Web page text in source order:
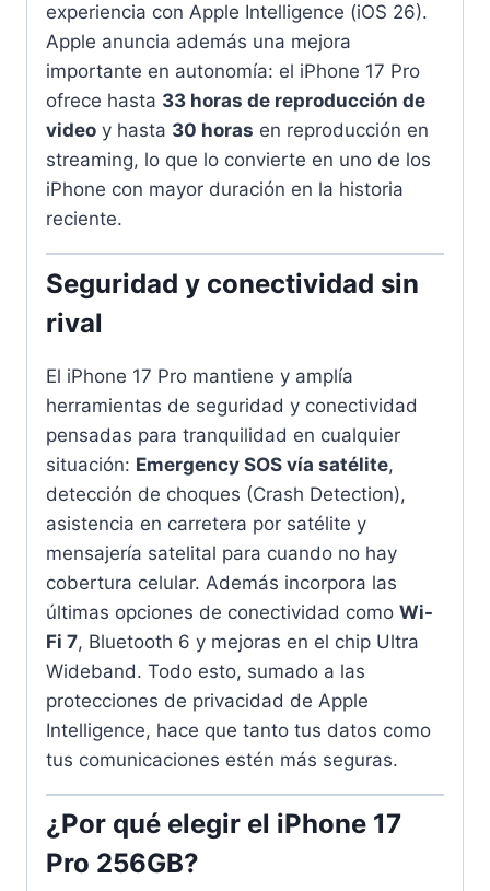
experiencia con Apple Intelligence (iOS 26).
Apple anuncia además una mejora
importante en autonomía: el iPhone 17 Pro
ofrece hasta 33 horas de reproducción de
video y hasta 30 horas en reproducción en
streaming, lo que lo convierte en uno de los
iPhone con mayor duración en la historia
reciente.
Seguridad y conectividad sin
rival
El iPhone 17 Pro mantiene y amplía
herramientas de seguridad y conectividad
pensadas para tranquilidad en cualquier
situación: Emergency SOS vía satélite,
detección de choques (Crash Detection),
asistencia en carretera por satélite y
mensajería satelital para cuando no hay
cobertura celular. Además incorpora las
últimas opciones de conectividad como Wi-
Fi 7, Bluetooth 6 y mejoras en el chip Ultra
Wideband. Todo esto, sumado a las
protecciones de privacidad de Apple
Intelligence, hace que tanto tus datos como
tus comunicaciones estén más seguras.
¿Por qué elegir el iPhone 17
Pro 256GB?